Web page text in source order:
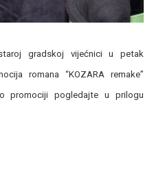
gradskoj vijećnici u petak
romana “KOZARA remake”
promociji pogledajte u prilogu